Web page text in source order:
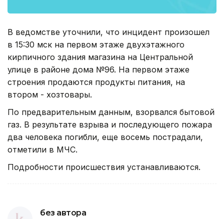
В ведомстве уточнили, что инцидент произошел
в 15:30 мск на первом этаже двухэтажного
кирпичного здания магазина на Центральной
улице в районе дома №96. На первом этаже
строения продаются продукты питания, на
втором - хозтовары.
По предварительным данным, взорвался бытовой
газ. В результате взрыва и последующего пожара
два человека погибли, еще восемь пострадали,
отметили в МЧС.
Подробности происшествия устанавливаются.
без автора